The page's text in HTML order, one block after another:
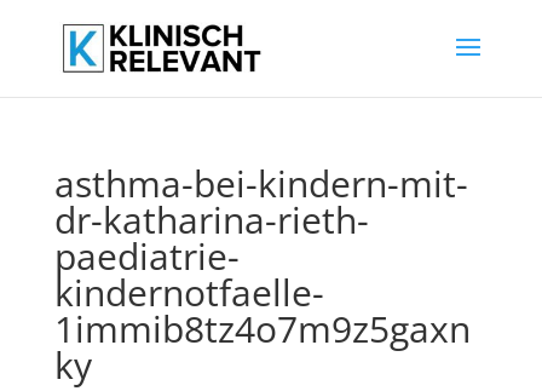
asthma-bei-kindern-mit-
dr-katharina-rieth-
paediatrie-
kindernotfaelle-
1immib8tz4o7m9z5gaxn
ky